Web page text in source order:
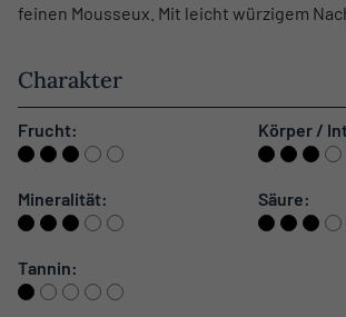
feinen Mousseux. Mit leicht würzigem
Charakter
Frucht: Körper /
Mineralität: Säure:
Tannin: